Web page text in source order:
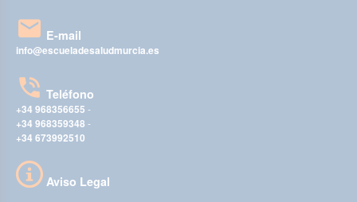
E-mail
info@escueladesaludmurcia.es
Teléfono
+34 968356655 -
+34 968359348 -
+34 673992510
Aviso Legal